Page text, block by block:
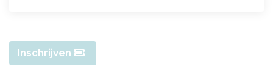
Inschrijven